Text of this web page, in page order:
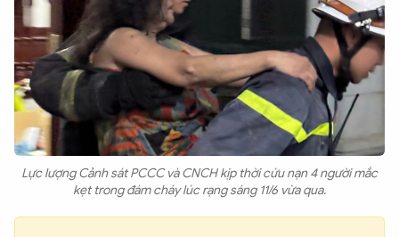
Lực lượng Cảnh sát PCCC và CNCH kịp thời cứu nạn 4 người mắc
kẹt trong đám cháy lúc rạng sáng 11/6 vừa qua.